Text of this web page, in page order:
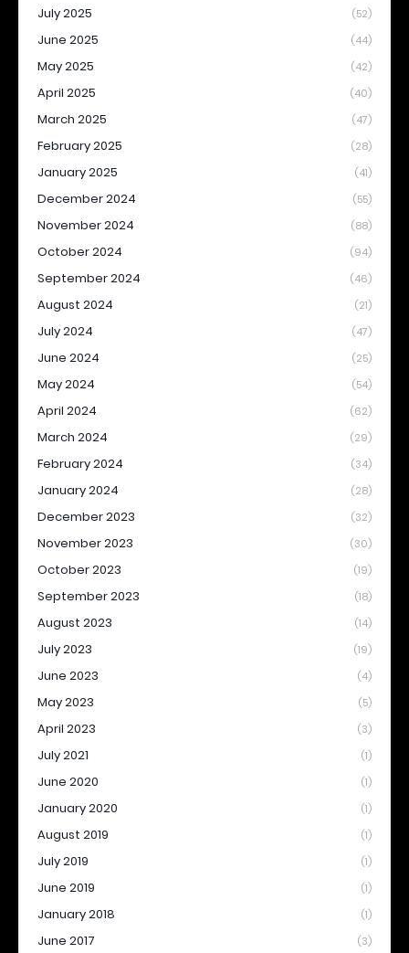
July 2025 (52)
June 2025 (44)
May 2025 (42)
April 2025 (40)
March 2025 (47)
February 2025 (28)
January 2025 (41)
December 2024 (55)
November 2024 (88)
October 2024 (94)
September 2024 (46)
August 2024 (21)
July 2024 (47)
June 2024 (25)
May 2024 (54)
April 2024 (62)
March 2024 (29)
February 2024 (34)
January 2024 (28)
December 2023 (32)
November 2023 (30)
October 2023 (19)
September 2023 (18)
August 2023 (14)
July 2023 (19)
June 2023 (4)
May 2023 (5)
April 2023 (3)
July 2021 (1)
June 2020 (1)
January 2020 (1)
August 2019 (1)
July 2019 (1)
June 2019 (1)
January 2018 (1)
June 2017 (3)